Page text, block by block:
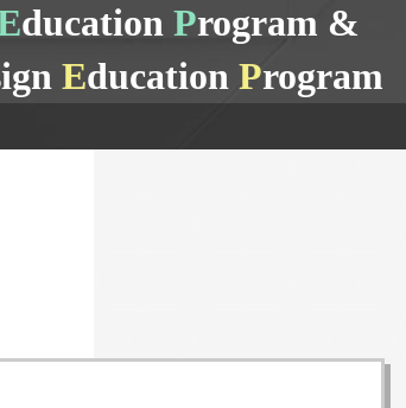
ducationProgram &
EducationProgram